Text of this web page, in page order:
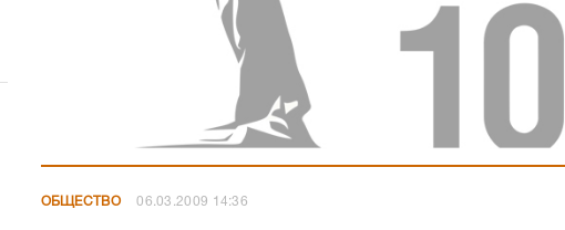
ОБЩЕСТВО 06.03.2009 14:36